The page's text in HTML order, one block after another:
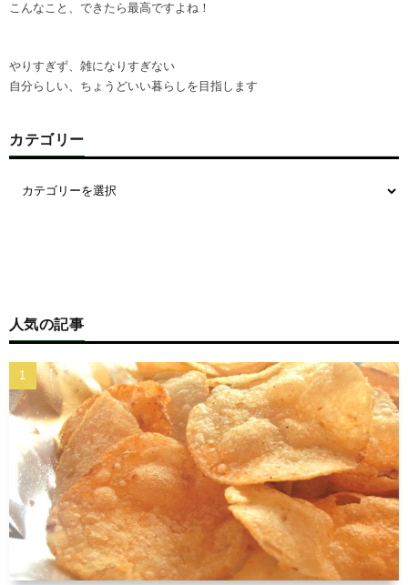
こんなこと、できたら最高ですよね！
やりすぎず、雑になりすぎない
自分らしい、ちょうどいい暮らしを目指します
カテゴリー
人気の記事